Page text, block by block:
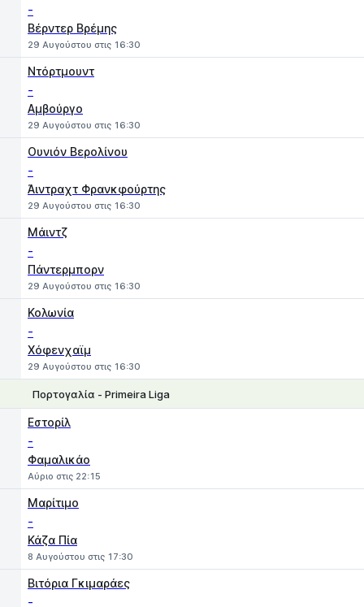
-
Βέρντερ Βρέμης
29 Αυγούστου στις 16:30
Ντόρτμουντ
-
Αμβούργο
29 Αυγούστου στις 16:30
Ουνιόν Βερολίνου
-
Άιντραχτ Φρανκφούρτης
29 Αυγούστου στις 16:30
Μάιντζ
-
Πάντερμπορν
29 Αυγούστου στις 16:30
Κολωνία
-
Χόφενχαϊμ
29 Αυγούστου στις 16:30
Πορτογαλία - Primeira Liga
Εστορίλ
-
Φαμαλικάο
Αύριο στις 22:15
Μαρίτιμο
-
Κάζα Πία
8 Αυγούστου στις 17:30
Βιτόρια Γκιμαράες
-